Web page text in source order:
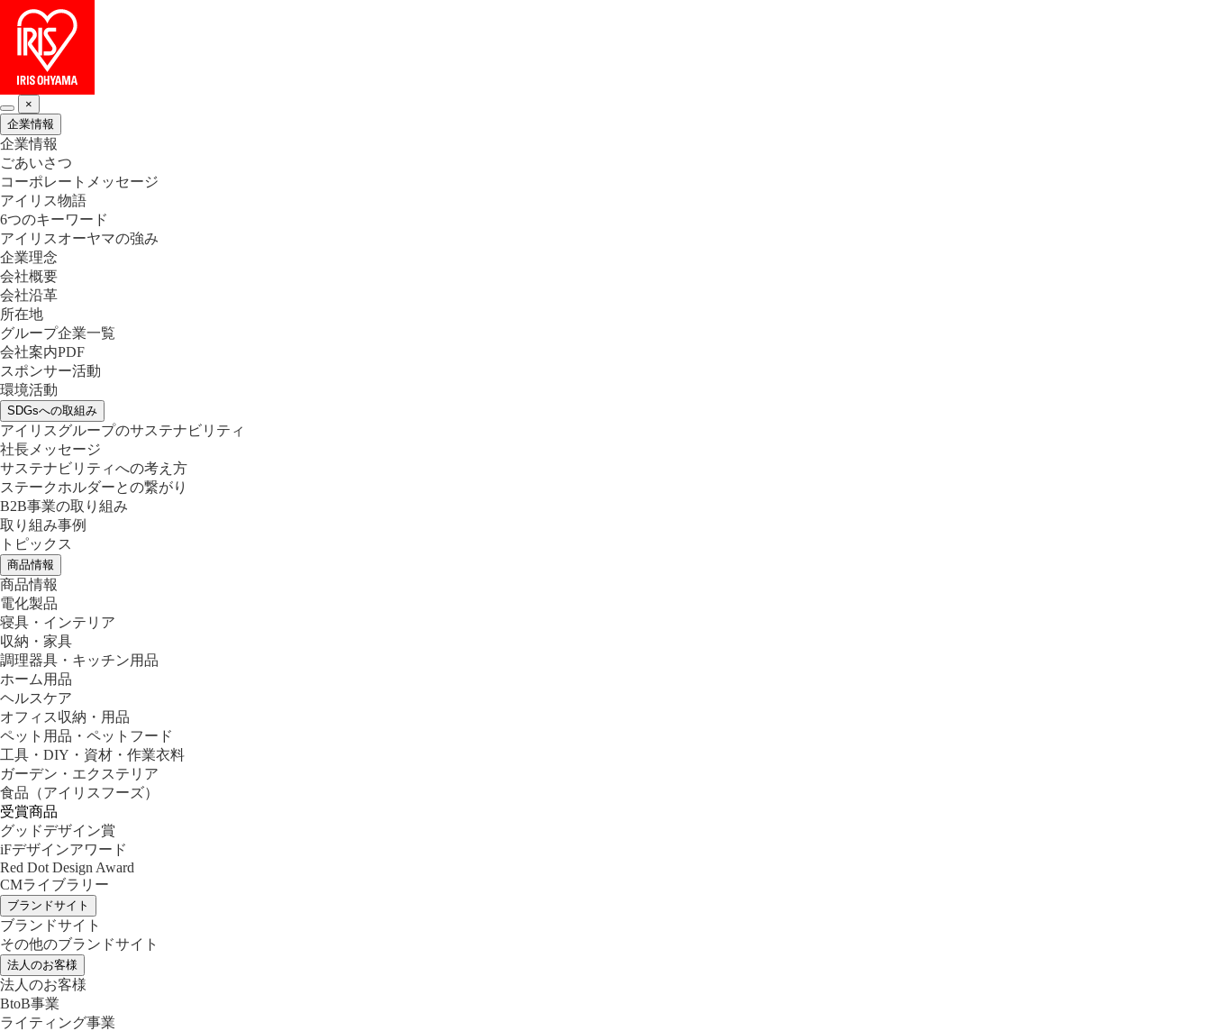
×
企業情報
企業情報
ごあいさつ
コーポレートメッセージ
アイリス物語
6つのキーワード
アイリスオーヤマの強み
企業理念
会社概要
会社沿革
所在地
グループ企業一覧
会社案内PDF
スポンサー活動
環境活動
SDGsへの取組み
アイリスグループのサステナビリティ
社長メッセージ
サステナビリティへの考え方
ステークホルダーとの繋がり
B2B事業の取り組み
取り組み事例
トピックス
商品情報
商品情報
電化製品
寝具・インテリア
収納・家具
調理器具・キッチン用品
ホーム用品
ヘルスケア
オフィス収納・用品
ペット用品・ペットフード
工具・DIY・資材・作業衣料
ガーデン・エクステリア
食品 （アイリスフーズ）
受賞商品
グッドデザイン賞
iFデザインアワード
Red Dot Design Award
CMライブラリー
ブランドサイト
ブランドサイト
その他のブランドサイト
法人のお客様
法人のお客様
BtoB事業
ライティング事業